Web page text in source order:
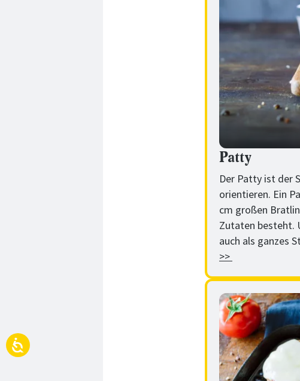
Patty
Der Patty ist der
orientieren. Ein
cm großen
Zutaten besteht.
auch als ganzes
>>